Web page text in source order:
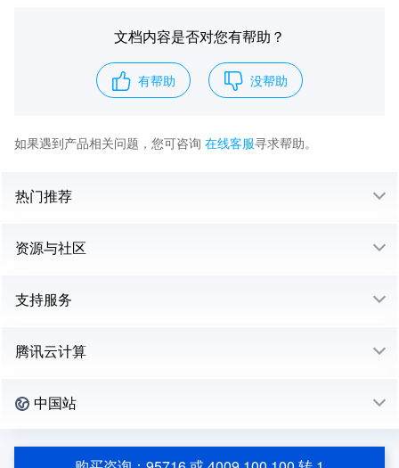
文档内容是否对您有帮助？
有帮助 没帮助
如果遇到产品相关问题，您可咨询 在线客服寻求帮助。
热门推荐
资源与社区
支持服务
腾讯云计算
中国站